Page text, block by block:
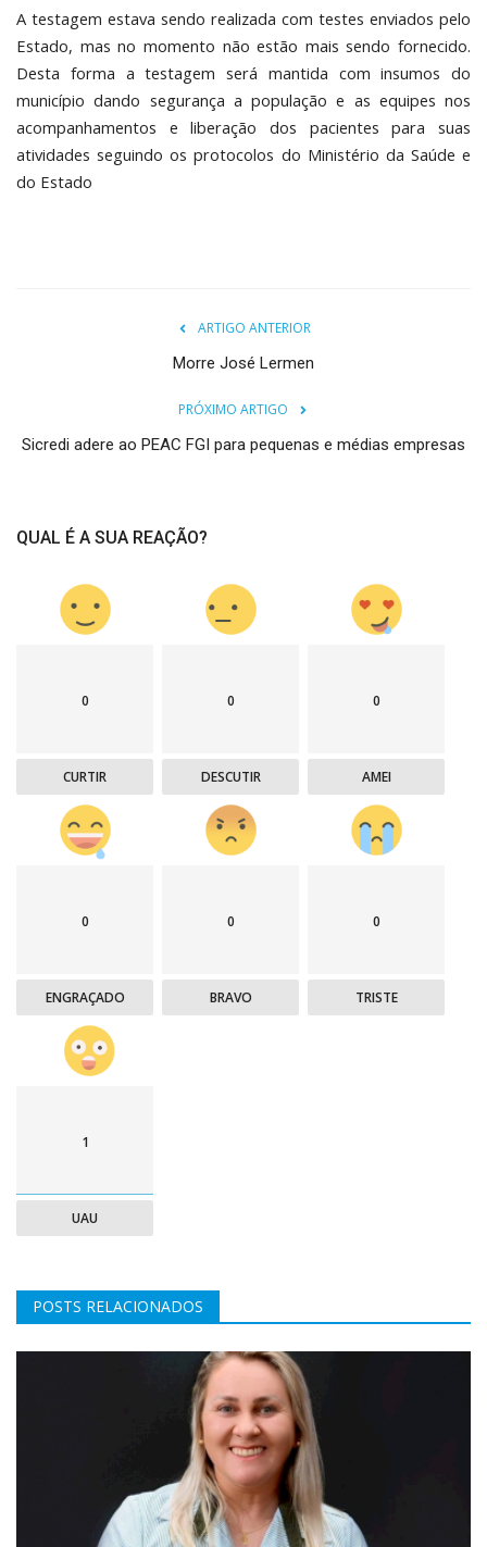
A testagem estava sendo realizada com testes enviados pelo
Estado, mas no momento não estão mais sendo fornecido.
Desta forma a testagem será mantida com insumos do
município dando segurança a população e as equipes nos
acompanhamentos e liberação dos pacientes para suas
atividades seguindo os protocolos do Ministério da Saúde e
do Estado
ARTIGO ANTERIOR
Morre José Lermen
PRÓXIMO ARTIGO
Sicredi adere ao PEAC FGI para pequenas e médias empresas
QUAL É A SUA REAÇÃO?
0
CURTIR
0
DESCUTIR
0
AMEI
0
ENGRAÇADO
0
BRAVO
0
TRISTE
1
UAU
POSTS RELACIONADOS